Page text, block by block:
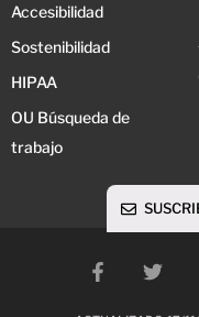
Accesibilidad
Sostenibilidad
HIPAA
OU Búsqueda de
trabajo